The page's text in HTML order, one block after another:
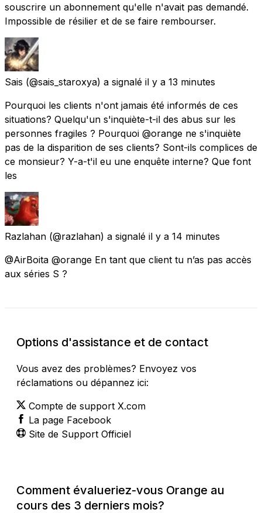
souscrire un abonnement qu'elle n'avait pas demandé.
Impossible de résilier et de se faire rembourser.
Sais (@sais_staroxya) a signalé il y a 13 minutes
Pourquoi les clients n'ont jamais été informés de ces
situations? Quelqu'un s'inquiète-t-il des abus sur les
personnes fragiles ? Pourquoi @orange ne s'inquiète
pas de la disparition de ses clients? Sont-ils complices de
ce monsieur? Y-a-t'il eu une enquête interne? Que font
les
Razlahan (@razlahan) a signalé il y a 14 minutes
@AirBoita @orange En tant que client tu n’as pas accès
aux séries S ?
Options d'assistance et de contact
Vous avez des problèmes? Envoyez vos
réclamations ou dépannez ici:
Compte de support X.com
La page Facebook
Site de Support Officiel
Comment évalueriez-vous Orange au
cours des 3 derniers mois?